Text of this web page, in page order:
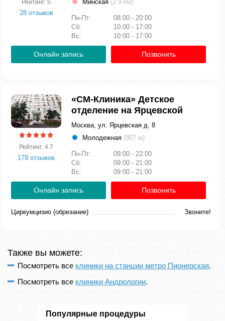
Рейтинг: 5
28 отзывов
Минская (2.9 км)
Пн-Пт:
08:00 - 20:00
Сб:
10:00 - 17:00
Вс:
10:00 - 17:00
Онлайн запись Позвонить
Рейтинг: 4.7
179 отзывов
«СМ-Клиника» Детское
отделение на Ярцевской
Москва, ул. Ярцевская д. 8
Молодежная (807 м)
Пн-Пт:
09:00 - 22:00
Сб:
09:00 - 21:00
Вс:
09:00 - 21:00
Онлайн запись Позвонить
Циркумцизио (обрезание) Звоните!
Также вы можете:
Посмотреть все клиники на станции метро Пионерская.
Посмотреть все клиники Андрологии.
Популярные процедуры